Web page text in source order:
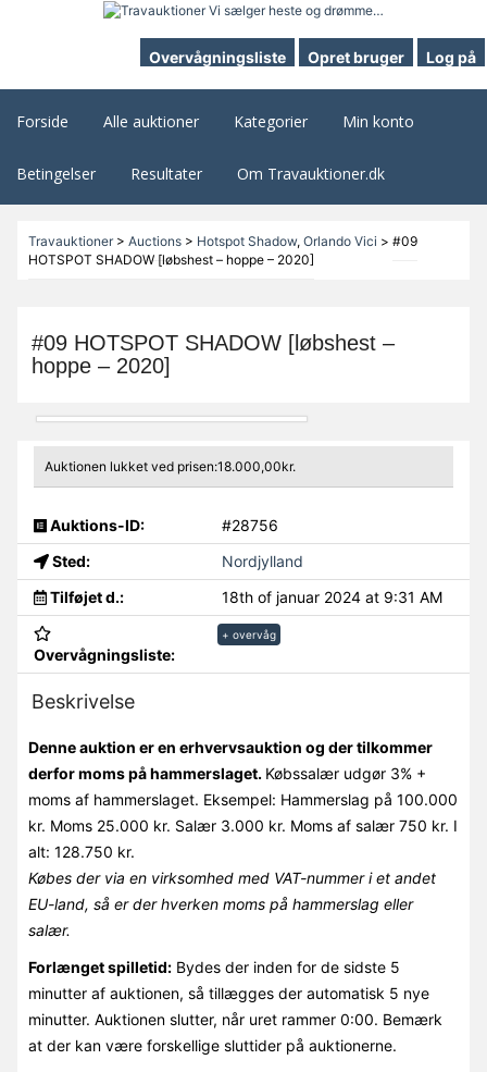
Overvågningsliste Opret bruger Log på
Forside Alle auktioner Kategorier Min konto
Betingelser Resultater Om Travauktioner.dk
Travauktioner> Auctions> Hotspot Shadow, Orlando Vici > #09
HOTSPOT SHADOW [løbshest – hoppe – 2020]
#09 HOTSPOT SHADOW [løbshest –
hoppe – 2020]
Auktionen lukket ved prisen:18.000,00kr.
Auktions-ID:
#28756
Sted:
Nordjylland
Tilføjet d.:
18th of januar 2024 at 9:31 AM
Overvågningsliste:
+ overvåg
Beskrivelse
Denne auktion er en erhvervsauktion og der tilkommer
derfor moms på hammerslaget. Købssalær udgør 3% +
moms af hammerslaget. Eksempel: Hammerslag på 100.000
kr. Moms 25.000 kr. Salær 3.000 kr. Moms af salær 750 kr. I
alt: 128.750 kr.
Købes der via en virksomhed med VAT-nummer i et andet
EU-land, så er der hverken moms på hammerslag eller
salær.
Forlænget spilletid:Bydes der inden for de sidste 5
minutter af auktionen, så tillægges der automatisk 5 nye
minutter. Auktionen slutter, når uret rammer 0:00. Bemærk
at der kan være forskellige sluttider på auktionerne.